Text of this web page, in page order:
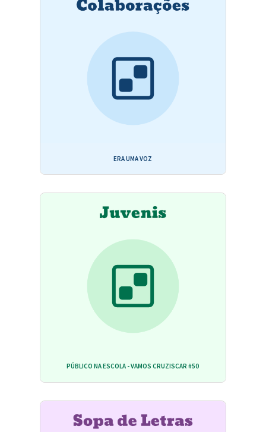
ERA UMA VOZ
PÚBLICO NA ESCOLA - VAMOS CRUZISCAR #50